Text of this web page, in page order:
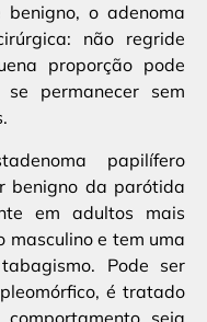
o adenoma
não regride
proporção pode
permanecer sem
papilífero
benigno da parótida
em adultos mais
masculino e tem uma
Pode ser
é tratado
seja